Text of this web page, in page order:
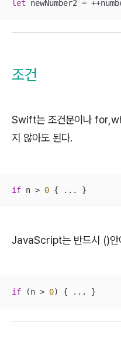
let newNumber2 =
조건
Swift는 조건문이나
지 않아도 된다.
if n > 0 { ... }
JavaScript는 반드시 ()안
if (n > 0) { ... }